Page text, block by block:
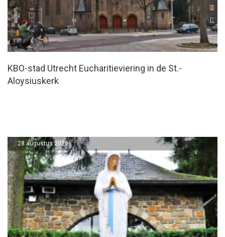
KBO-stad Utrecht Eucharitieviering in de St.-
Aloysiuskerk
28 augustus 2026